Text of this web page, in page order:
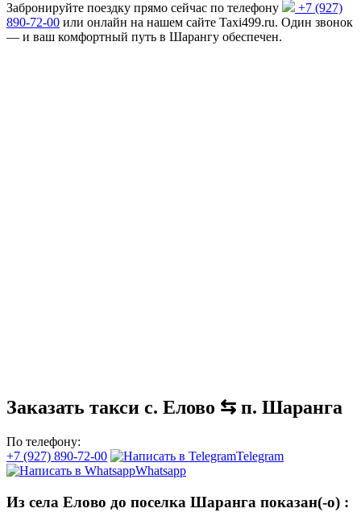
Забронируйте поездку прямо сейчас по телефону
+7 (927)
890-72-00 или онлайн на нашем сайте Taxi499.ru. Один звонок
— и ваш комфортный путь в Шарангу обеспечен.
Заказать такси с. Елово ⇆ п. Шаранга
По телефону:
+7 (927) 890-72-00
Telegram
Whatsapp
Из села Елово до поселка Шаранга показан(-о) :